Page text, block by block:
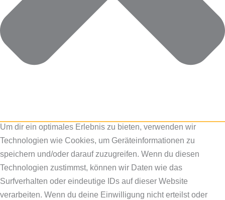
Um dir ein optimales Erlebnis zu bieten, verwenden wir
Technologien wie Cookies, um Geräteinformationen zu
speichern und/oder darauf zuzugreifen. Wenn du diesen
Technologien zustimmst, können wir Daten wie das
Surfverhalten oder eindeutige IDs auf dieser Website
verarbeiten. Wenn du deine Einwilligung nicht erteilst oder